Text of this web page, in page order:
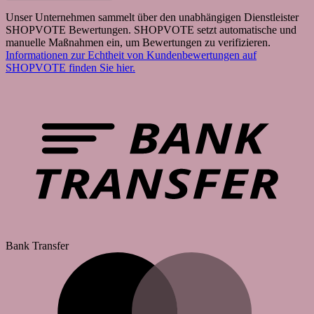
Unser Unternehmen sammelt über den unabhängigen Dienstleister
SHOPVOTE Bewertungen. SHOPVOTE setzt automatische und
manuelle Maßnahmen ein, um Bewertungen zu verifizieren.
Informationen zur Echtheit von Kundenbewertungen auf
SHOPVOTE finden Sie hier.
Bank Transfer